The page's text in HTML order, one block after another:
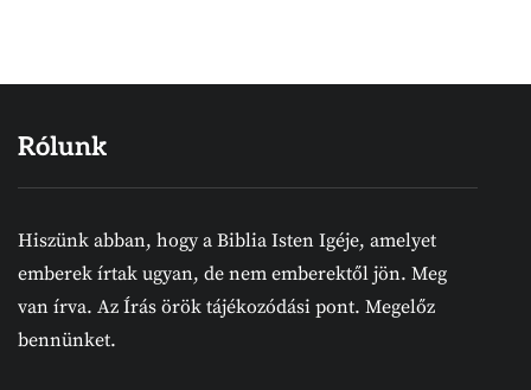
Rólunk
Hiszünk abban, hogy a Biblia Isten Igéje, amelyet
emberek írtak ugyan, de nem emberektől jön. Meg
van írva. Az Írás örök tájékozódási pont. Megelőz
bennünket.